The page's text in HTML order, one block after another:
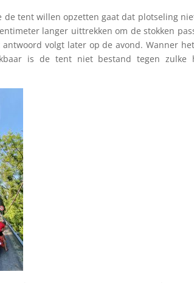
de tent willen opzetten gaat dat plotseling
langer uittrekken om de stokken
volgt later op de avond. Wanner
is de tent niet bestand tegen zulke